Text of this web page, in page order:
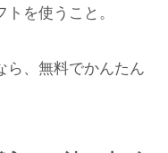
を使うこと。
ら、無料でかんたん